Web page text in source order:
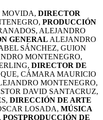
MOVIDA, DIRECTOR
PRODUCCIÓN
ALEJANDRO
GENERAL ALEJANDRO
SÁNCHEZ, GUION
MONTENEGRO,
DIRECTOR DE
CÁMARA MAURICIO
MONTENEGRO,
DAVID SANTACRUZ,
DIRECCIÓN DE ARTE
LOSADA, MÚSICA
POSTPRODUCCIÓN DE